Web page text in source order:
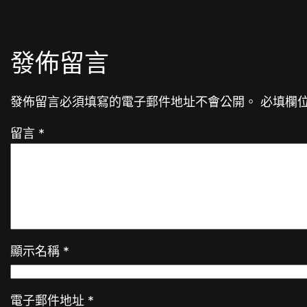
發佈留言
發佈留言必須填寫的電子郵件地址不會公開。 必填欄
留言 *
顯示名稱 *
電子郵件地址 *